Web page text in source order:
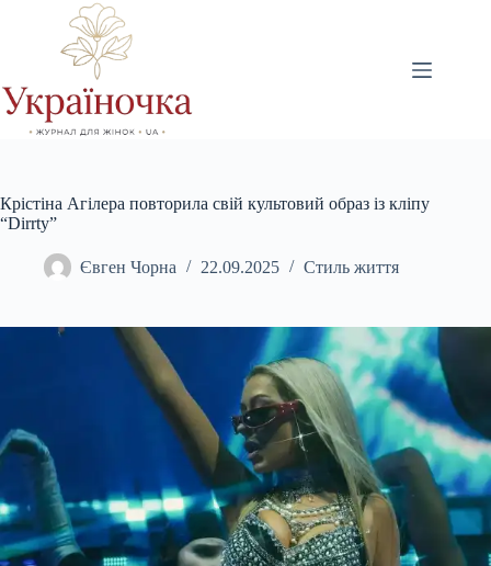
Крістіна Агілера повторила свій культовий образ із кліпу
“Dirrty”
Євген Чорна 22.09.2025 Стиль життя